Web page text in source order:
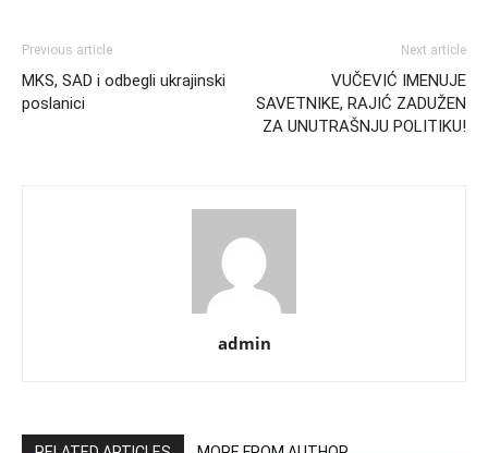
Previous article
MKS, SAD i odbegli ukrajinski
poslanici
Next article
VUČEVIĆ IMENUJE
SAVETNIKE, RAJIĆ ZADUŽEN
ZA UNUTRAŠNJU POLITIKU!
admin